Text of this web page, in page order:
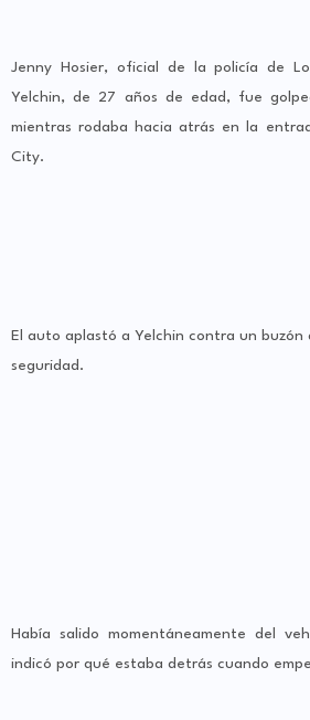
Jenny Hosier, oficial de la policía de
Yelchin, de 27 años de edad, fue
mientras rodaba hacia atrás en la
City.
El auto aplastó a Yelchin contra un buzón
seguridad.
Había salido momentáneamente del
indicó por qué estaba detrás cuando